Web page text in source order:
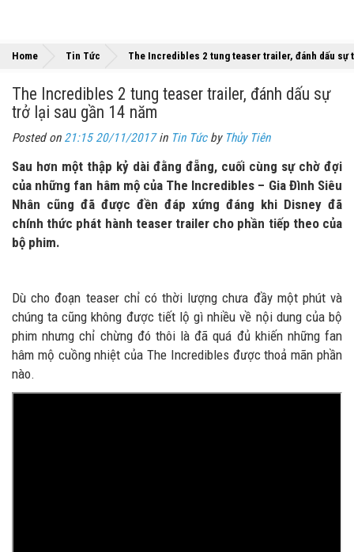
Home Tin Tức The Incredibles 2 tung teaser trailer, đánh dấu sự
The Incredibles 2 tung teaser trailer, đánh dấu sự
trở lại sau gần 14 năm
Posted on 21:15 20/11/2017in Tin Tứcby Thủy Tiên
Sau hơn một thập kỷ dài đằng đẵng, cuối cùng sự chờ đợi
của những fan hâm mộ của The Incredibles – Gia Đình Siêu
Nhân cũng đã được đền đáp xứng đáng khi Disney đã
chính thức phát hành teaser trailer cho phần tiếp theo của
bộ phim.
Dù cho đoạn teaser chỉ có thời lượng chưa đầy một phút và
chúng ta cũng không được tiết lộ gì nhiều về nội dung của bộ
phim nhưng chỉ chừng đó thôi là đã quá đủ khiến những fan
hâm mộ cuồng nhiệt của The Incredibles được thoả mãn phần
nào.